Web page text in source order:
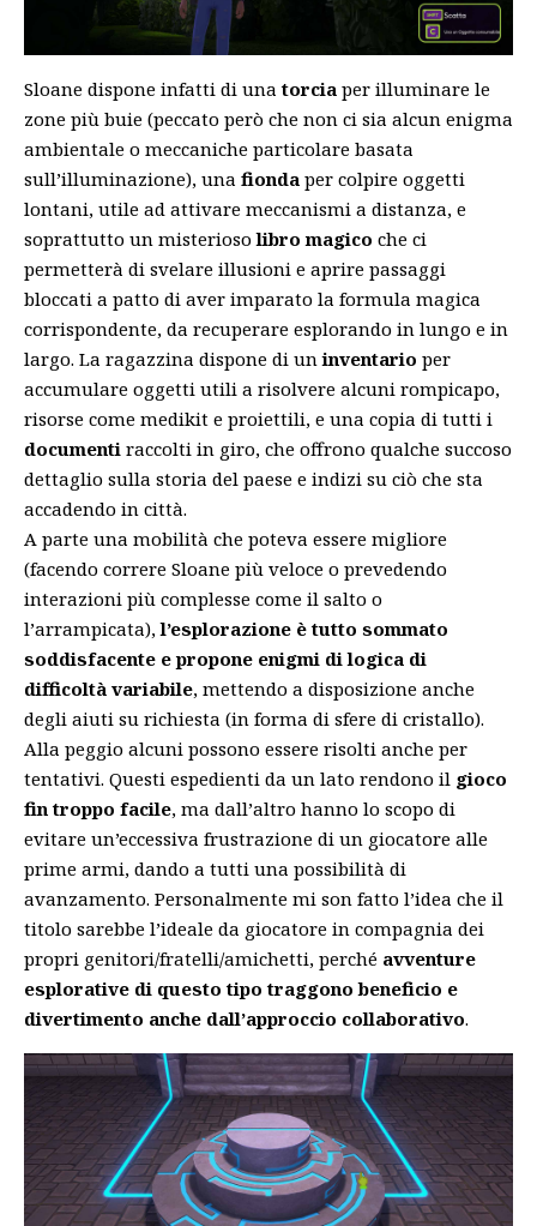
Sloane dispone infatti di unatorcia per illuminare le
zone più buie (peccato però che non ci sia alcun enigma
ambientale o meccaniche particolare basata
sull’illuminazione), una fionda per colpire oggetti
lontani, utile ad attivare meccanismi a distanza, e
soprattutto un misteriosolibro magico che ci
permetterà di svelare illusioni e aprire passaggi
bloccati a patto di aver imparato la formula magica
corrispondente, da recuperare esplorando in lungo e in
largo. La ragazzina dispone di uninventario per
accumulare oggetti utili a risolvere alcuni rompicapo,
risorse come medikit e proiettili, e una copia di tutti i
documenti raccolti in giro, che offrono qualche succoso
dettaglio sulla storia del paese e indizi su ciò che sta
accadendo in città.
A parte una mobilità che poteva essere migliore
(facendo correre Sloane più veloce o prevedendo
interazioni più complesse come il salto o
l’arrampicata),l’esplorazione è tutto sommato
soddisfacente e propone enigmi di logica di
difficoltà variabile, mettendo a disposizione anche
degli aiuti su richiesta (in forma di sfere di cristallo).
Alla peggio alcuni possono essere risolti anche per
tentativi. Questi espedienti da un lato rendono il gioco
fin troppo facile, ma dall’altro hanno lo scopo di
evitare un’eccessiva frustrazione di un giocatore alle
prime armi, dando a tutti una possibilità di
avanzamento. Personalmente mi son fatto l’idea che il
titolo sarebbe l’ideale da giocatore in compagnia dei
propri genitori/fratelli/amichetti, perché avventure
esplorative di questo tipo traggono beneficio e
divertimento anche dall’approccio collaborativo.